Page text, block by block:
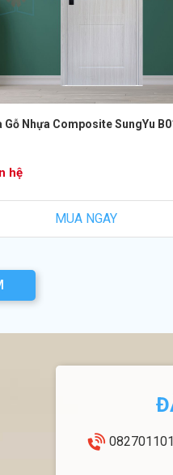
Gỗ Nhựa Composite SungYu
hệ
MUA NGAY